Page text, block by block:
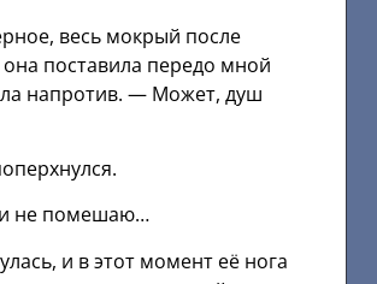
весь мокрый после
поставила передо мной
напротив. — Может, душ
не помешаю…
и в этот момент её нога